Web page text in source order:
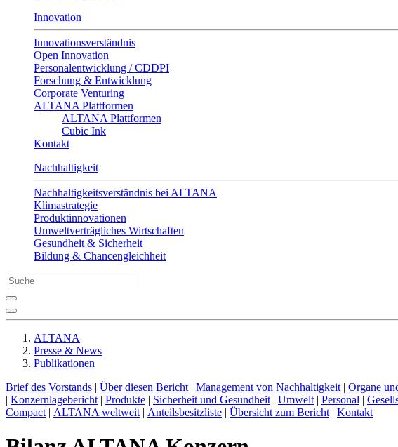
Innovation
Innovationsverständnis
Open Innovation
Personalentwicklung / CDDPI
Forschung & Entwicklung
Corporate Venturing
ALTANA Plattformen
ALTANA Plattformen
Cubic Ink
Kontakt
Nachhaltigkeit
Nachhaltigkeitsverständnis bei ALTANA
Klimastrategie
Produktinnovationen
Umweltverträgliches Wirtschaften
Gesundheit & Sicherheit
Bildung & Chancengleichheit
ALTANA
Presse & News
Publikationen
Brief des Vorstands | Über diesen Bericht | Management von Nachhaltigkeit | Organe
| Konzernlagebericht | Produkte | Sicherheit und Gesundheit | Umwelt | Personal |
Compact | ALTANA weltweit | Anteilsbesitzliste | Übersicht zum Bericht | Kontakt